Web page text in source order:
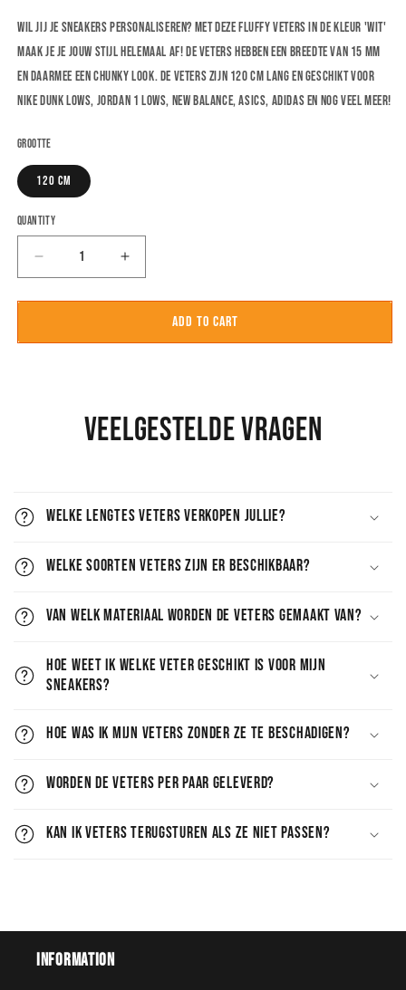
Wil jij je sneakers personaliseren? Met deze fluffy veters in de kleur 'Wit'
maak je je jouw stijl helemaal af! De veters hebben een breedte van 15 mm
en daarmee een chunky look. De veters zijn 120 cm lang en geschikt voor
Nike Dunk Lows, Jordan 1 Lows, New Balance, Asics, Adidas en nog veel meer!
Grootte
120 cm
Quantity
Decrease
quantity
for
Veters
Increase
quantity
for
Veters
Add to cart
veelgestelde vragen
Welke lengtes veters verkopen jullie?
Welke soorten veters zijn er beschikbaar?
Van welk materiaal worden de veters gemaakt van?
Hoe weet ik welke veter geschikt is voor mijn
sneakers?
Hoe was ik mijn veters zonder ze te beschadigen?
Worden de veters per paar geleverd?
Kan ik veters terugsturen als ze niet passen?
Information